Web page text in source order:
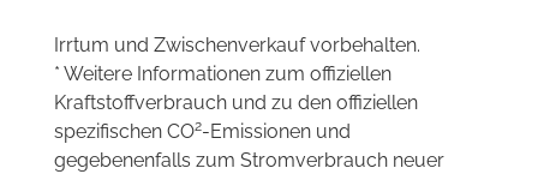
Irrtum und Zwischenverkauf vorbehalten.
* Weitere Informationen zum offiziellen
Kraftstoffverbrauch und zu den offiziellen
spezifischen CO2-Emissionen und
gegebenenfalls zum Stromverbrauch neuer